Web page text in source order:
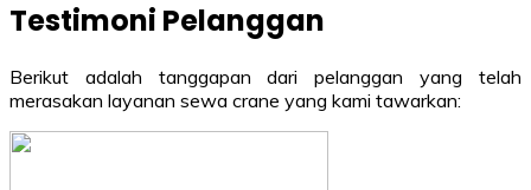
Testimoni Pelanggan
Berikut adalah tanggapan dari pelanggan yang telah
merasakan layanan sewa crane yang kami tawarkan: